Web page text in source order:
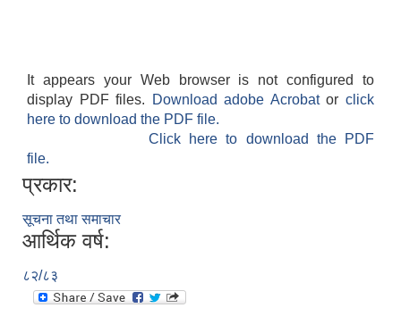
It appears your Web browser is not configured to
display PDF files.
Download adobe Acrobatorclick
here to download the PDF file.
Click here to download the PDF
file.
प्रकार:
सूचना तथा समाचार
आर्थिक वर्ष:
८२/८३